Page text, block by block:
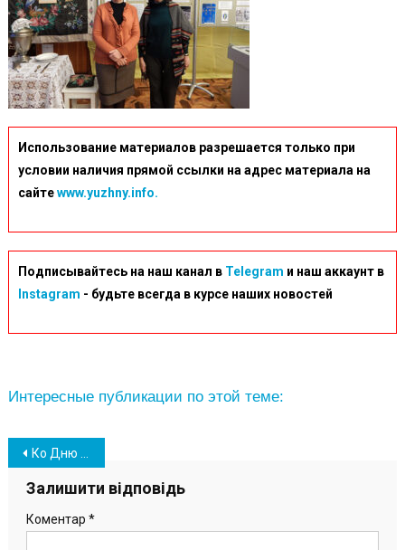
Использование материалов разрешается только при
условии наличия прямой ссылки на адрес материала на
сайтеwww.yuzhny.info.
Подписывайтесь на наш канал в Telegram и наш аккаунт в
Instagram - будьте всегда в курсе наших новостей
Интересные публикации по этой теме:
Навігація
записів
Ко Дню Соборности Украины в Южном состоялось праздничное мероприятие (фото)
Залишити відповідь
Коментар *